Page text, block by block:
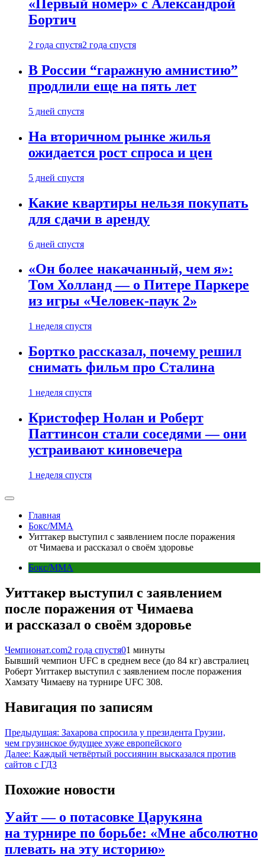
«Первый номер» с Александрой
Бортич
2 года спустя2 года спустя
В России “гаражную амнистию”
продлили еще на пять лет
5 дней спустя
На вторичном рынке жилья
ожидается рост спроса и цен
5 дней спустя
Какие квартиры нельзя покупать
для сдачи в аренду
6 дней спустя
«Он более накачанный, чем я»:
Том Холланд — о Питере Паркере
из игры «Человек-паук 2»
1 неделя спустя
Бортко рассказал, почему решил
снимать фильм про Сталина
1 неделя спустя
Кристофер Нолан и Роберт
Паттинсон стали соседями — они
устраивают киновечера
1 неделя спустя
Главная
Бокс/MMA
Уиттакер выступил с заявлением после поражения
от Чимаева и рассказал о своём здоровье
Бокс/MMA
Уиттакер выступил с заявлением
после поражения от Чимаева
и рассказал о своём здоровье
Чемпионат.com2 года спустя01 минуты
Бывший чемпион UFC в среднем весе (до 84 кг) австралиец
Роберт Уиттакер выступил с заявлением после поражения
Хамзату Чимаеву на турнире UFC 308.
Навигация по записям
Предыдущая: Захарова спросила у президента Грузии,
чем грузинское будущее хуже европейского
Далее: Каждый четвёртый россиянин высказался против
сайтов с ГДЗ
Похожие новости
Уайт — о потасовке Царукяна
на турнире по борьбе: «Мне абсолютно
плевать на эту историю»